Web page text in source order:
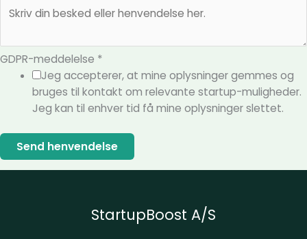
e
e
s
GDPR-meddelelse *
Jeg accepterer, at mine oplysninger gemmes og
bruges til kontakt om relevante startup-muligheder.
Jeg kan til enhver tid få mine oplysninger slettet.
Send henvendelse
StartupBoost A/S